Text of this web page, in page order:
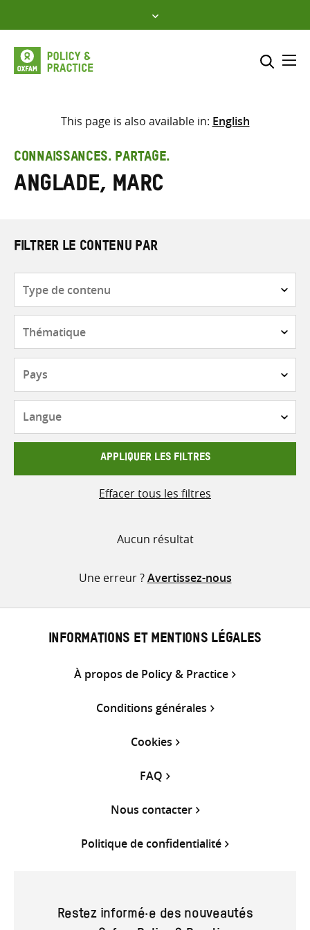
to
content
Sélectionner l’emplacement
Saisir
les
termes
This page is also available in: English
CONNAISSANCES. PARTAGE.
Anglade, Marc
FILTRER LE CONTENU PAR
contenu
APPLIQUER LES FILTRES
Effacer tous les filtres
Aucun résultat
Une erreur ?Avertissez-nous
INFORMATIONS ET MENTIONS LÉGALES
À propos de Policy & Practice
Conditions générales
Cookies
FAQ
Nous contacter
Politique de confidentialité
Restez informé·e des nouveautés